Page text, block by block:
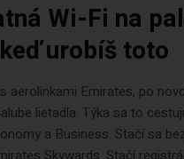
Wi-Fi na
urobíš toto
aerolinkami Emirates, po
lietadla. Týka sa to
a Business. Stačí sa